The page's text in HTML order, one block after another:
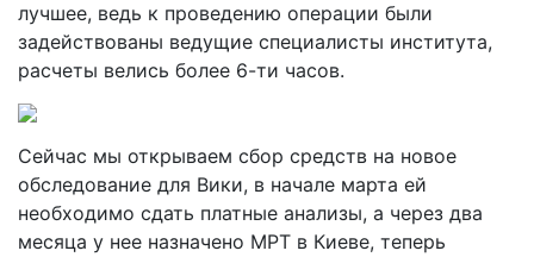
лучшее, ведь к проведению операции были
задействованы ведущие специалисты института,
расчеты велись более 6-ти часов.
Сейчас мы открываем сбор средств на новое
обследование для Вики, в начале марта ей
необходимо сдать платные анализы, а через два
месяца у нее назначено МРТ в Киеве, теперь